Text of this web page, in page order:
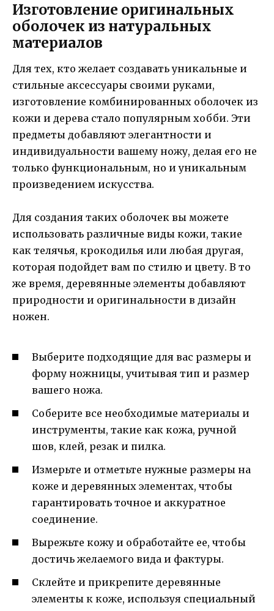
Изготовление оригинальных
оболочек из натуральных
материалов
Для тех, кто желает создавать уникальные и
стильные аксессуары своими руками,
изготовление комбинированных оболочек из
кожи и дерева стало популярным хобби. Эти
предметы добавляют элегантности и
индивидуальности вашему ножу, делая его не
только функциональным, но и уникальным
произведением искусства.
Для создания таких оболочек вы можете
использовать различные виды кожи, такие
как телячья, крокодилья или любая другая,
которая подойдет вам по стилю и цвету. В то
же время, деревянные элементы добавляют
природности и оригинальности в дизайн
ножен.
Выберите подходящие для вас размеры и
форму ножницы, учитывая тип и размер
вашего ножа.
Соберите все необходимые материалы и
инструменты, такие как кожа, ручной
шов, клей, резак и пилка.
Измерьте и отметьте нужные размеры на
коже и деревянных элементах, чтобы
гарантировать точное и аккуратное
соединение.
Вырежьте кожу и обработайте ее, чтобы
достичь желаемого вида и фактуры.
Склейте и прикрепите деревянные
элементы к коже, используя специальный